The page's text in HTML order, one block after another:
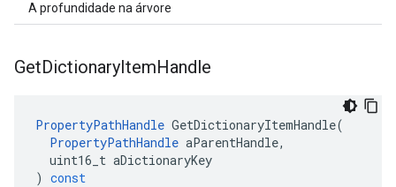
A profundidade na árvore
GetDictionaryItemHandle
PropertyPathHandle GetDictionaryItemHandle(
PropertyPathHandle aParentHandle,
uint16_t aDictionaryKey
) const